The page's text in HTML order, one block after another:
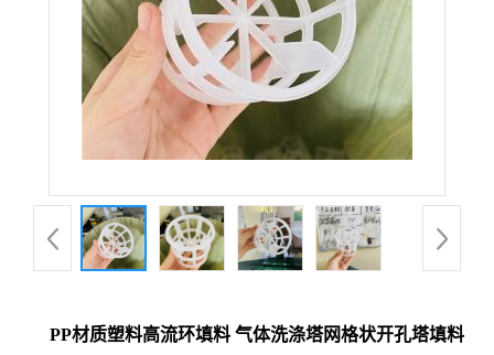
PP材质塑料高流环填料 气体洗涤塔网格状开孔塔填料